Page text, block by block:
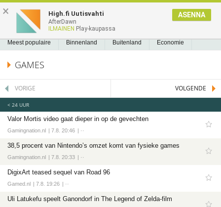
NIEUWS2.NL
Nieuws
Meest populaire
Buitenland
Politiek
Sport
Voetbal
Cambuur
Feyenoord
PSV
Twente
NIEUWS REEDS GELEZEN BLADWIJZERS
Meest populaire Binnenland Buitenland Economie
PolitiekGAMES
VORIGE VOLGENDE
< 24 UUR
Valor Mortis video gaat dieper in op de gevechten
Gamingnation.nl 7.8. 20:46 ··
38,5 procent van Nintendo’s omzet komt van fysieke games
Gamingnation.nl 7.8. 20:33 ··
DigixArt teased sequel van Road 96
Gamed.nl 7.8. 19:26 ··
Uli Latukefu speelt Ganondorf in The Legend of Zelda-film
× High.fi Uutisvahti
AfterDawn
ILMAINEN Play-kaupassa
ASENNA